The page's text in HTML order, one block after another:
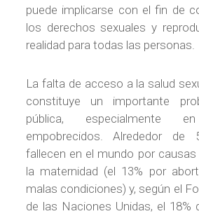
puede implicarse con el fin de
los derechos sexuales y
realidad para todas las personas.
La falta de acceso a la salud
constituye un importante
pública, especialmente
empobrecidos. Alrededor de
fallecen en el mundo por
la maternidad (el 13% por
malas condiciones) y, según el
de las Naciones Unidas, el 18%